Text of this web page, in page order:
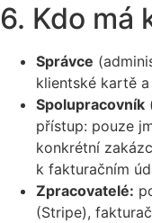
6. Kdo má
Správce
klientské kartě
Spolupracovník
přístup: pouze
konkrétní
k fakturačním
Zpracovatelé:
(Stripe),